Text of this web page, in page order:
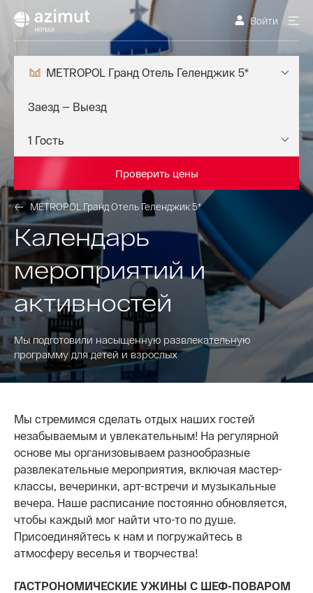
Войти
METROPOL Гранд Отель Геленджик 5*
Проверить цены
METROPOL Гранд Отель Геленджик 5*
Календарь
мероприятий и
активностей
Мы подготовили насыщенную развлекательную
программу для детей и взрослых
Мы стремимся сделать отдых наших гостей
незабываемым и увлекательным! На регулярной
основе мы организовываем разнообразные
развлекательные мероприятия, включая мастер-
классы, вечеринки, арт-встречи и музыкальные
вечера. Наше расписание постоянно обновляется,
чтобы каждый мог найти что-то по душе.
Присоединяйтесь к нам и погружайтесь в
атмосферу веселья и творчества!
ГАСТРОНОМИЧЕСКИЕ УЖИНЫ С ШЕФ-ПОВАРОМ